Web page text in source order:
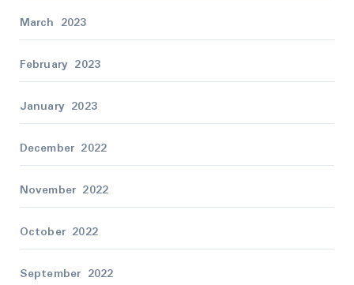
March 2023
February 2023
January 2023
December 2022
November 2022
October 2022
September 2022